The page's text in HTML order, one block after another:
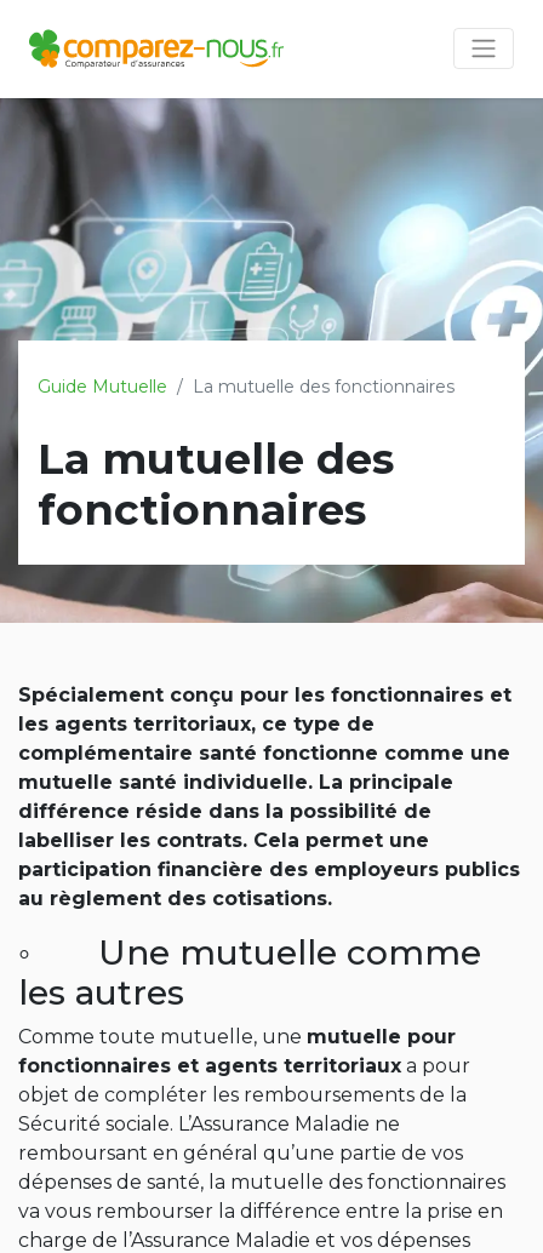
Guide Mutuelle La mutuelle des fonctionnaires
La mutuelle des
fonctionnaires
Spécialement conçu pour les fonctionnaires et
les agents territoriaux, ce type de
complémentaire santé fonctionne comme une
mutuelle santé individuelle. La principale
différence réside dans la possibilité de
labelliser les contrats. Cela permet une
participation financière des employeurs publics
au règlement des cotisations.
◦ Une mutuelle comme
les autres
Comme toute mutuelle, une mutuelle pour
fonctionnaires et agents territoriaux a pour
objet de compléter les remboursements de la
Sécurité sociale. L’Assurance Maladie ne
remboursant en général qu’une partie de vos
dépenses de santé, la mutuelle des fonctionnaires
va vous rembourser la différence entre la prise en
charge de l’Assurance Maladie et vos dépenses